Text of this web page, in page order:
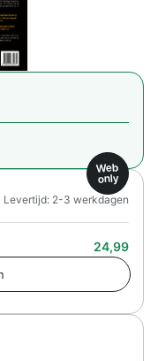
Web
only
24,99
Levertijd: 2-3 werkdagen